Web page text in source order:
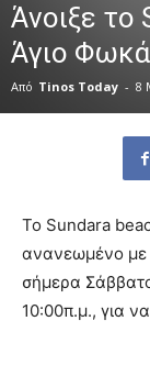
Άνοιξε το
Άγιο
Από Tinos Today - 8
Το Sundara
ανανεωμένο με
σήμερα
10:00π.μ., για